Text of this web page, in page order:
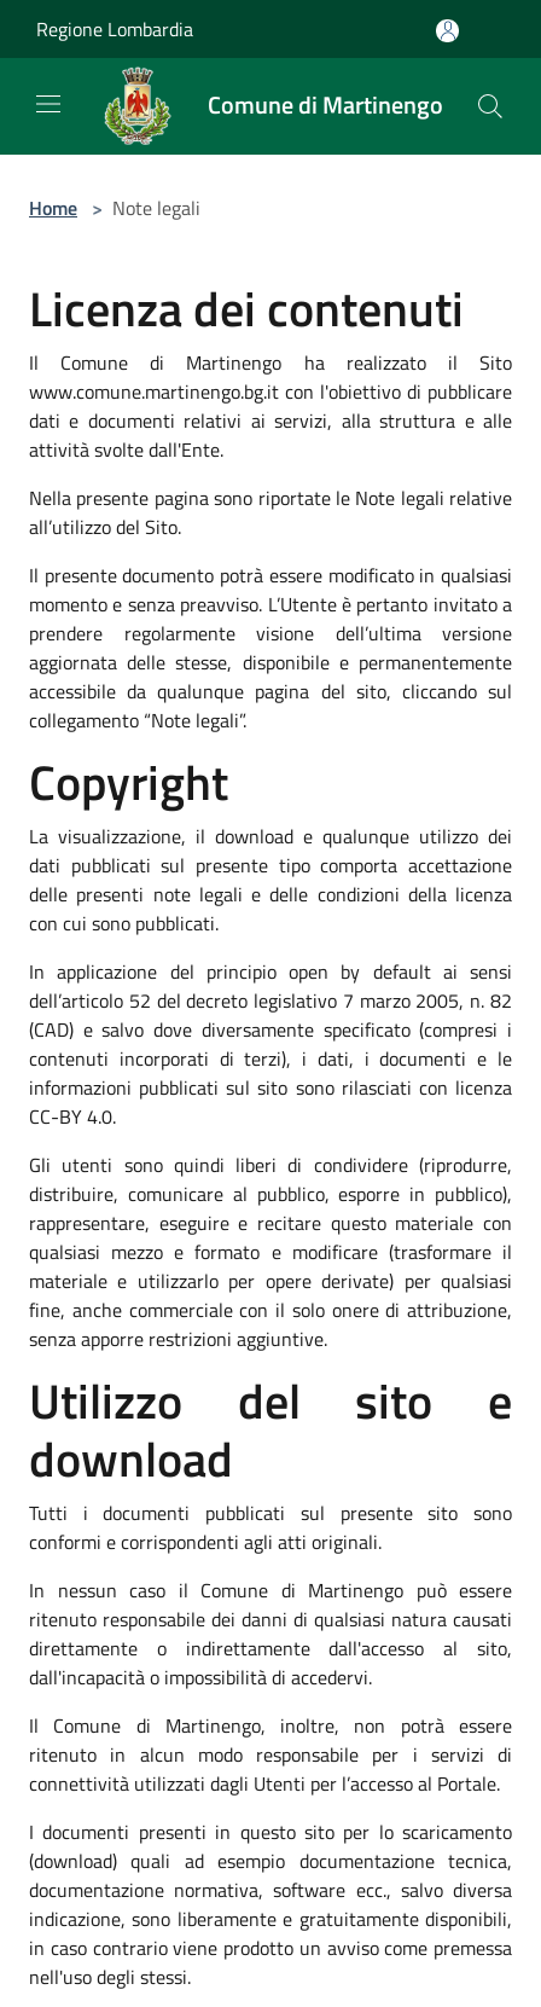
Regione Lombardia
Comune di Martinengo
Home > Note legali
Licenza dei contenuti
Il Comune di Martinengo ha realizzato il Sito
www.comune.martinengo.bg.it con l'obiettivo di pubblicare
dati e documenti relativi ai servizi, alla struttura e alle
attività svolte dall'Ente.
Nella presente pagina sono riportate le Note legali relative
all’utilizzo del Sito.
Il presente documento potrà essere modificato in qualsiasi
momento e senza preavviso. L’Utente è pertanto invitato a
prendere regolarmente visione dell’ultima versione
aggiornata delle stesse, disponibile e permanentemente
accessibile da qualunque pagina del sito, cliccando sul
collegamento “Note legali”.
Copyright
La visualizzazione, il download e qualunque utilizzo dei
dati pubblicati sul presente tipo comporta accettazione
delle presenti note legali e delle condizioni della licenza
con cui sono pubblicati.
In applicazione del principio open by default ai sensi
dell’articolo 52 del decreto legislativo 7 marzo 2005, n. 82
(CAD) e salvo dove diversamente specificato (compresi i
contenuti incorporati di terzi), i dati, i documenti e le
informazioni pubblicati sul sito sono rilasciati con licenza
CC-BY 4.0.
Gli utenti sono quindi liberi di condividere (riprodurre,
distribuire, comunicare al pubblico, esporre in pubblico),
rappresentare, eseguire e recitare questo materiale con
qualsiasi mezzo e formato e modificare (trasformare il
materiale e utilizzarlo per opere derivate) per qualsiasi
fine, anche commerciale con il solo onere di attribuzione,
senza apporre restrizioni aggiuntive.
Utilizzo del sito e
download
Tutti i documenti pubblicati sul presente sito sono
conformi e corrispondenti agli atti originali.
In nessun caso il Comune di Martinengo può essere
ritenuto responsabile dei danni di qualsiasi natura causati
direttamente o indirettamente dall'accesso al sito,
dall'incapacità o impossibilità di accedervi.
Il Comune di Martinengo, inoltre, non potrà essere
ritenuto in alcun modo responsabile per i servizi di
connettività utilizzati dagli Utenti per l’accesso al Portale.
I documenti presenti in questo sito per lo scaricamento
(download) quali ad esempio documentazione tecnica,
documentazione normativa, software ecc., salvo diversa
indicazione, sono liberamente e gratuitamente disponibili,
in caso contrario viene prodotto un avviso come premessa
nell'uso degli stessi.